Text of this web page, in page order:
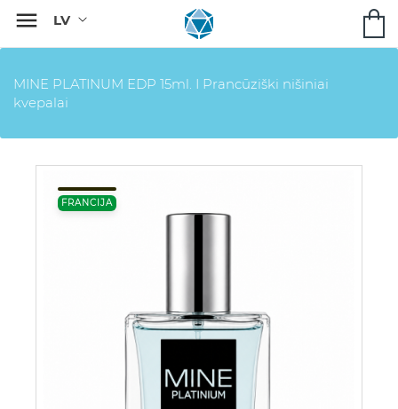

MINE PLATINUM EDP 15ml. I Prancūziški nišiniai
kvepalai
FRANCIJA